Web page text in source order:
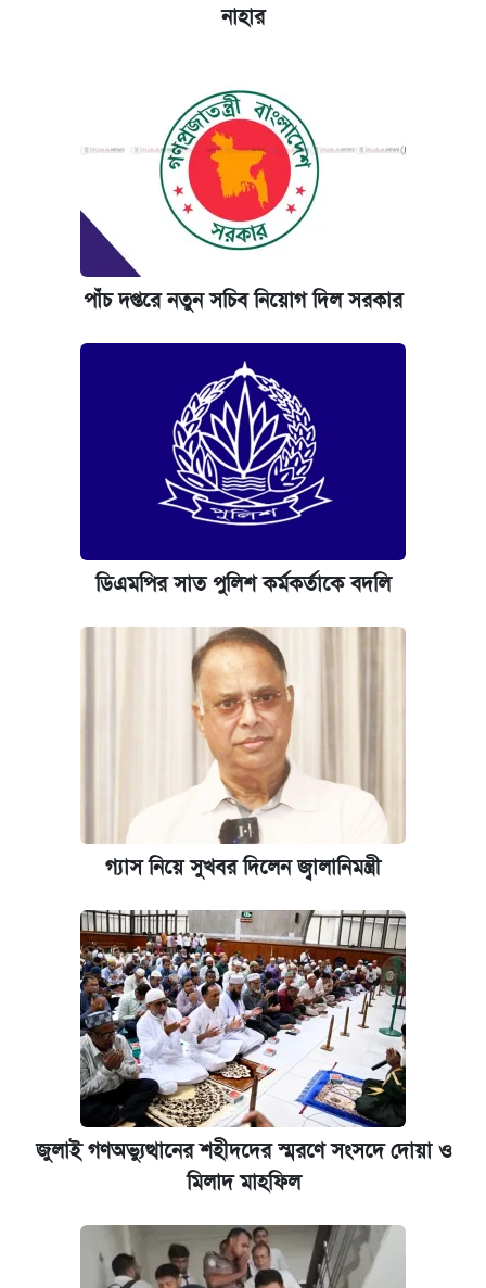
নাহার
পাঁচ দপ্তরে নতুন সচিব নিয়োগ দিল সরকার
ডিএমপির সাত পুলিশ কর্মকর্তাকে বদলি
গ্যাস নিয়ে সুখবর দিলেন জ্বালানিমন্ত্রী
জুলাই গণঅভ্যুত্থানের শহীদদের স্মরণে সংসদে দোয়া ও
মিলাদ মাহফিল